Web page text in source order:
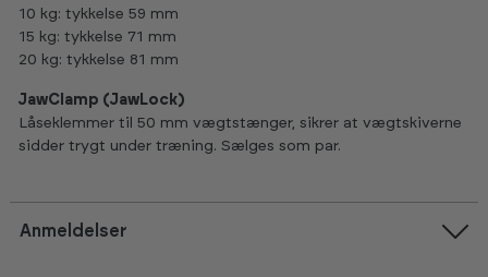
10 kg: tykkelse 59 mm
15 kg: tykkelse 71 mm
20 kg: tykkelse 81 mm
JawClamp (JawLock)
Låseklemmer til 50 mm vægtstænger, sikrer at vægtskiverne
sidder trygt under træning. Sælges som par.
Anmeldelser